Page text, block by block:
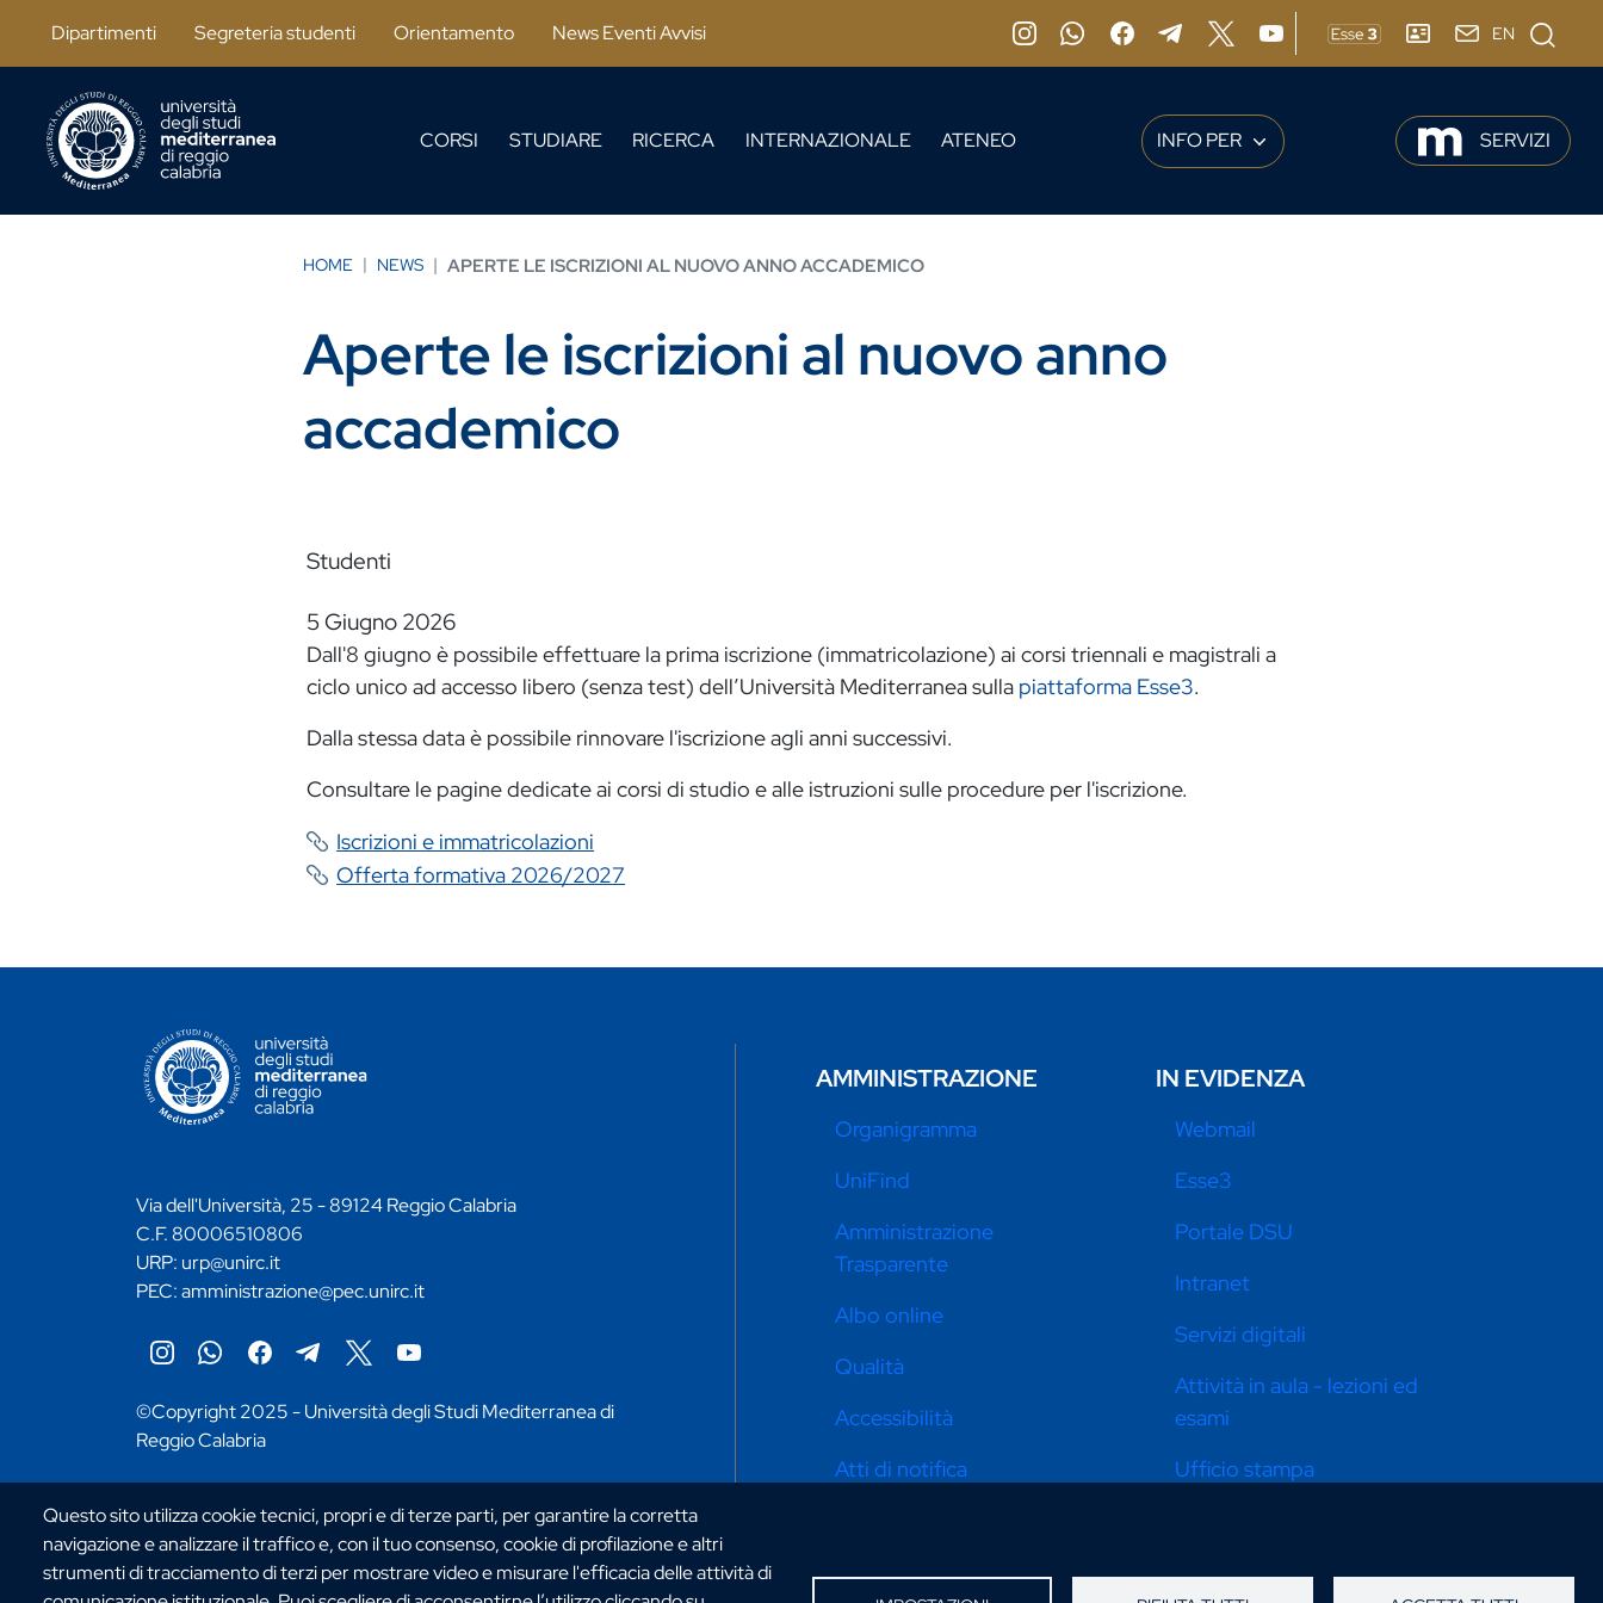
Dipartimenti Segreteria studenti Orientamento News Eventi Avvisi
InstagramWhatsappFacebookTelegram
X YouTubeESSE3 RUBRICA
webmail
EN Cerca
CORSI STUDIARE RICERCA INTERNAZIONALE ATENEO INFO PER SERVIZI
HOME NEWS APERTE LE ISCRIZIONI AL NUOVO ANNO ACCADEMICO
Aperte le iscrizioni al nuovo anno
accademico
Studenti
5 Giugno 2026
Dall'8 giugno è possibile effettuare la prima iscrizione (immatricolazione) ai corsi triennali e magistrali a
ciclo unico ad accesso libero (senza test) dell’Università Mediterranea sulla piattaforma Esse3.
Dalla stessa data è possibile rinnovare l'iscrizione agli anni successivi.
Consultare le pagine dedicate ai corsi di studio e alle istruzioni sulle procedure per l'iscrizione.
Iscrizioni e immatricolazioni
Offerta formativa 2026/2027
Questo sito utilizza cookie tecnici, propri e di terze parti, per garantire la corretta
navigazione e analizzare il traffico e, con il tuo consenso, cookie di profilazione e altri
strumenti di tracciamento di terzi per mostrare video e misurare l'efficacia delle attività di
CONTATTI ATENEO
Via dell'Università, 25 - 89124 Reggio Calabria
C.F. 80006510806
URP: urp@unirc.it
PEC:amministrazione@pec.unirc.it
©Copyright 2025 - Università degli Studi Mediterranea di
Reggio Calabria
AMMINISTRAZIONE
Organigramma
UniFind
Amministrazione
Trasparente
Albo online
Qualità
Accessibilità
Atti di notifica
Impostazioni cookie
IN EVIDENZA
Webmail
Esse3
Portale DSU
Intranet
Servizi digitali
Attività in aula - lezioni ed
esami
Ufficio stampa
Dona ora